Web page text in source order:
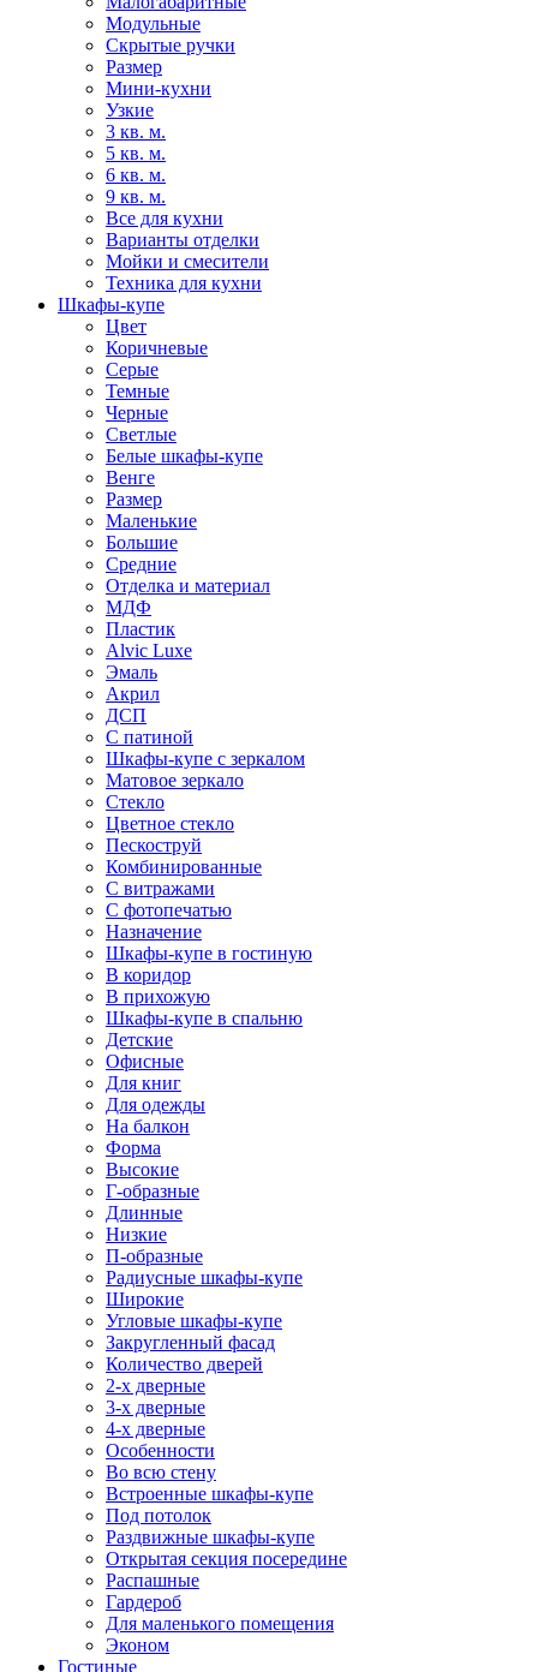
Модульные
Скрытые ручки
Размер
Мини-кухни
Узкие
3 кв. м.
5 кв. м.
6 кв. м.
9 кв. м.
Все для кухни
Варианты отделки
Мойки и смесители
Техника для кухни
Шкафы-купе
Цвет
Коричневые
Серые
Темные
Черные
Светлые
Белые шкафы-купе
Венге
Размер
Маленькие
Большие
Средние
Отделка и материал
МДФ
Пластик
Alvic Luxe
Эмаль
Акрил
ДСП
С патиной
Шкафы-купе с зеркалом
Матовое зеркало
Стекло
Цветное стекло
Пескоструй
Комбинированные
С витражами
С фотопечатью
Назначение
Шкафы-купе в гостиную
В коридор
В прихожую
Шкафы-купе в спальню
Детские
Офисные
Для книг
Для одежды
На балкон
Форма
Высокие
Г-образные
Длинные
Низкие
П-образные
Радиусные шкафы-купе
Широкие
Угловые шкафы-купе
Закругленный фасад
Количество дверей
2-х дверные
3-х дверные
4-х дверные
Особенности
Во всю стену
Встроенные шкафы-купе
Под потолок
Раздвижные шкафы-купе
Открытая секция посередине
Распашные
Гардероб
Для маленького помещения
Эконом
Гостиные